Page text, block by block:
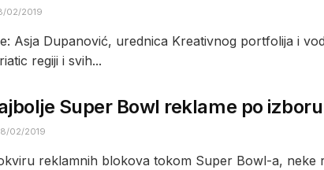
02/2019
Asja Dupanović, urednica Kreativnog portfolija i
regiji i svih...
Super Bowl reklame po
02/2019
reklamnih blokova tokom Super Bowl-a, neke